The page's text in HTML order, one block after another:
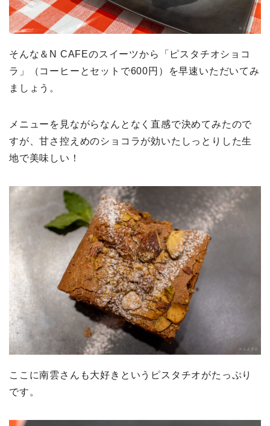
そんな＆N CAFEのスイーツから「ピスタチオショコ
ラ」（コーヒーとセットで600円）を早速いただいてみ
ましょう。
メニューを見ながらなんとなく直感で決めてみたので
すが、甘さ控えめのショコラが効いたしっとりした生
地で美味しい！
ここに南雲さんも大好きというピスタチオがたっぷり
です。